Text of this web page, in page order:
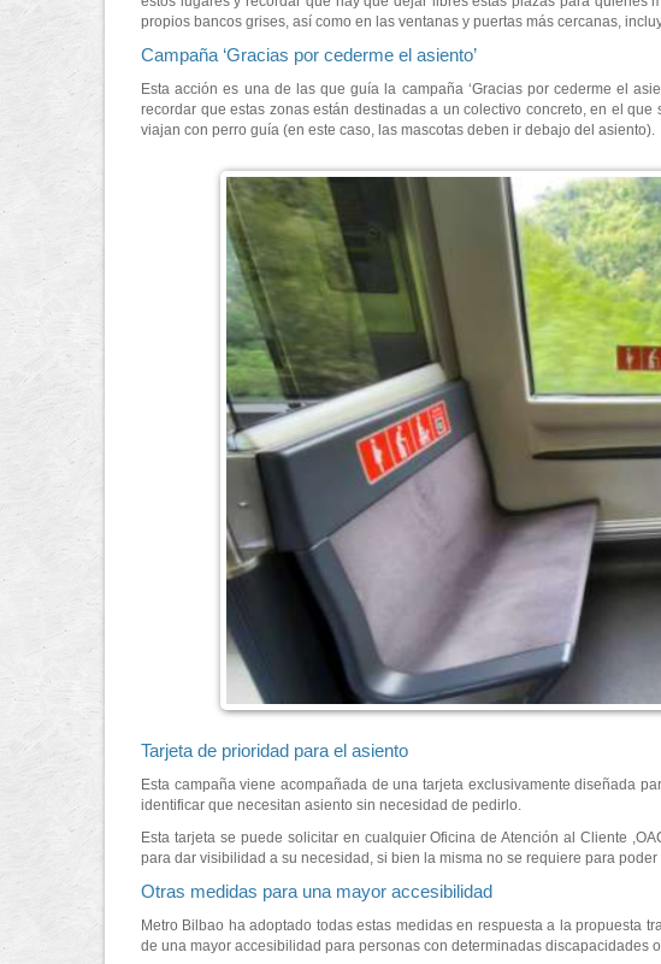
propios bancos grises, así como en las ventanas y puertas más cercanas,
Campaña ‘Gracias por cederme el asiento’
Esta acción es una de las que guía la campaña ‘Gracias por cederme el
recordar que estas zonas están destinadas a un colectivo concreto, en el
viajan con perro guía (en este caso, las mascotas deben ir debajo del asiento).
Tarjeta de prioridad para el asiento
Esta campaña viene acompañada de una tarjeta exclusivamente diseñada
identificar que necesitan asiento sin necesidad de pedirlo.
Esta tarjeta se puede solicitar en cualquier Oficina de Atención al Cliente
para dar visibilidad a su necesidad, si bien la misma no se requiere para
Otras medidas para una mayor accesibilidad
Metro Bilbao ha adoptado todas estas medidas en respuesta a la propuesta
de una mayor accesibilidad para personas con determinadas discapacidades